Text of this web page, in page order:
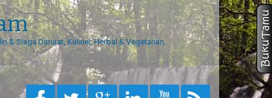
& Siaga Darurat, Kuliner, Herbal & Vegetarian,